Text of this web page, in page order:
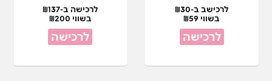
לרכישב ב-₪30
בשווי ₪59
לרכישה
לרכישה ב-₪137
בשווי ₪200
לרכישה